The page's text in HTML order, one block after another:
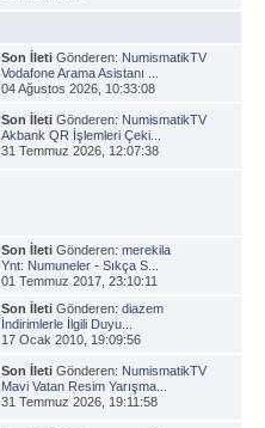
Son İleti Gönderen: NumismatikTV
Vodafone Arama Asistanı ...
04 Ağustos 2026, 10:33:08
Son İleti Gönderen: NumismatikTV
Akbank QR İşlemleri Çeki...
31 Temmuz 2026, 12:07:38
Son İleti Gönderen:merekila
Ynt: Numuneler - Sıkça S...
01 Temmuz 2017, 23:10:11
Son İleti Gönderen:diazem
İndirimlerle İlgili Duyu...
17 Ocak 2010, 19:09:56
Son İleti Gönderen: NumismatikTV
Mavi Vatan Resim Yarışma...
31 Temmuz 2026, 19:11:58